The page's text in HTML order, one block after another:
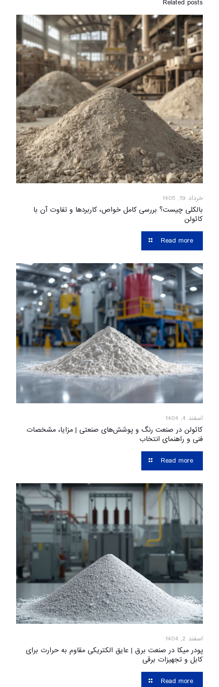
Related posts
خرداد 19, 1405
بالکلی چیست؟ بررسی کامل خواص، کاربردها و تفاوت آن با
کائولن
Read more
اسفند 4, 1404
کائولن در صنعت رنگ و پوشش‌های صنعتی | مزایا، مشخصات
فنی و راهنمای انتخاب
Read more
اسفند 2, 1404
پودر میکا در صنعت برق | عایق الکتریکی مقاوم به حرارت برای
کابل و تجهیزات برقی
Read more